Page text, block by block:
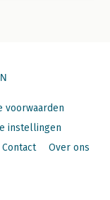
voorwaarden
instellingen
Over ons